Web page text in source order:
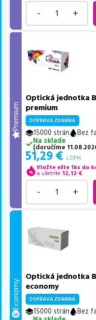
- +
Premium
Optická jednotka
premium
DOPRAVA ZDARMA
15000 strán
Bez
Na sklade
(doručíme
51,29 € s DPH
Vložte ešte 1ks do
a ušetríte 12,12 €
- +
Economy
Optická jednotka
economy
DOPRAVA ZDARMA
15000 strán
Bez